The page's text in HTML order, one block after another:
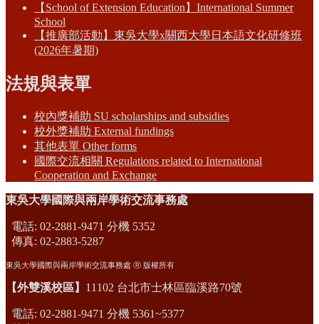
【School of Extension Education】International Summer
School
【推廣部活動】東吳大學x關西大學日本語文化研修班
(2026年暑期)
法規與表單
校內獎補助 SU scholarships and subsidies
校外獎補助 External fundings
其他表單 Other forms
國際交流相關 Regulations related to International
Cooperation and Exchange
東吳大學國際與兩岸學術交流事務處
電話: 02-2881-9471 分機 5352
傳真: 02-2883-5287
東吳大學國際與兩岸學術交流事務處 Ⓡ 版權所有
【外雙溪校區】 11102 台北市士林區臨溪路70號
電話: 02-2881-9471 分機 5361~5377